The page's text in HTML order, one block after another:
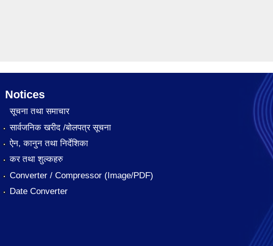
Notices
सूचना तथा समाचार
सार्वजनिक खरीद /बोलपत्र सूचना
ऐन, कानुन तथा निर्देशिका
कर तथा शुल्कहरु
Converter / Compressor (Image/PDF)
Date Converter